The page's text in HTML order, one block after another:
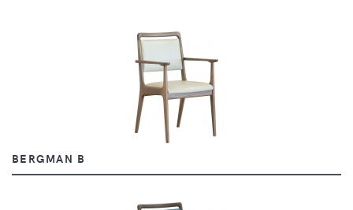
BERGMAN B